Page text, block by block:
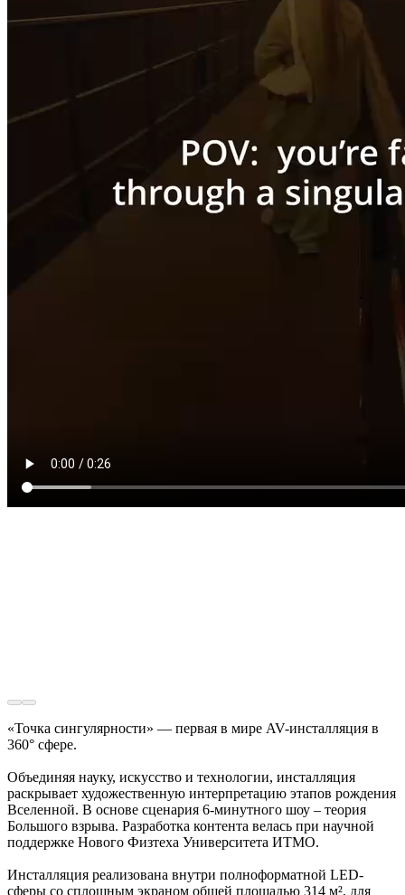
«Точка сингулярности» — первая в мире AV-инсталляция в
360° сфере.
Объединяя науку, искусство и технологии, инсталляция
раскрывает художественную интерпретацию этапов рождения
Вселенной. В основе сценария 6-минутного шоу – теория
Большого взрыва. Разработка контента велась при научной
поддержке Нового Физтеха Университета ИТМО.
Инсталляция реализована внутри полноформатной LED-
сферы со сплошным экраном общей площадью 314 м², для